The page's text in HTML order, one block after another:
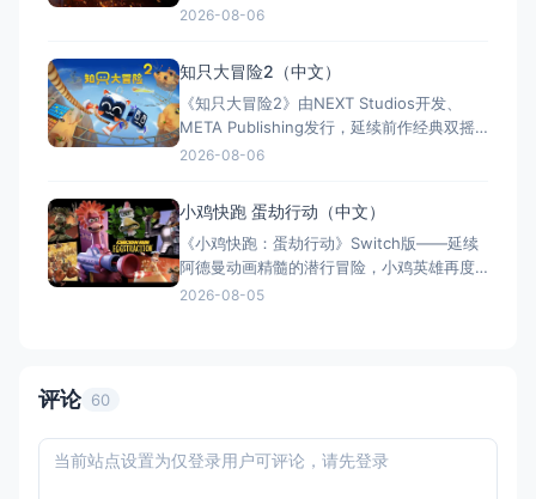
胞胎兄弟为拯救被掳走的妹妹，踏上横跨荒
佳选择；25个手工关卡、史诗头目战与即时
强化系统带来丰富体验。全区中文支持，容
量仅1GB，Switch/S
2026-08-06
知只大冒险2（中文）
《知只大冒险2》由NEXT Studios开发、
META Publishing发行，延续前作经典双摇
杆控制双腿的玩法，首次支持最多4人联机合
持跨平台联机与全区中文，2025年11月5日
全平台发售，Switch港服约73
2026-08-06
小鸡快跑 蛋劫行动（中文）
《小鸡快跑：蛋劫行动》Switch版——延续
阿德曼动画精髓的潜行冒险，小鸡英雄再度
集结 游戏类型：动作冒险类（潜行 × 动作平
2026-08-05
评论 60